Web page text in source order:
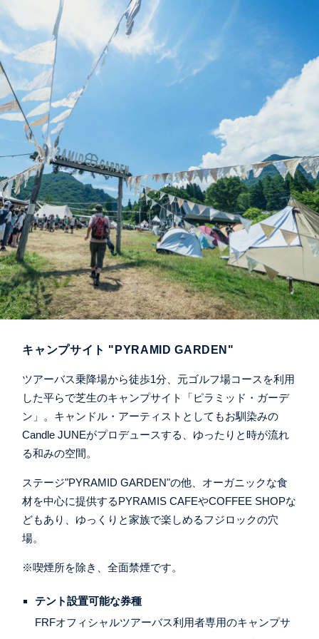
キャンプサイト "PYRAMID GARDEN"
ツアーバス乗降場から徒歩1分、元ゴルフ場コースを利用
した平らで芝生のキャンプサイト「ピラミッド・ガーデ
ン」。キャンドル・アーティストとしてもお馴染みの
Candle JUNEがプロデュースする、ゆったりと時が流れ
る和みの空間。
ステージ"PYRAMID GARDEN"の他、オーガニックな食
材を中心に提供するPYRAMIS CAFEやCOFFEE SHOPな
どもあり、ゆっくりと家族で楽しめるフジロックの穴
場。
※喫煙所を除き、全面禁煙です。
テント設置可能な券種
FRFオフィシャルツアーバス利用者専用のキャンプサ